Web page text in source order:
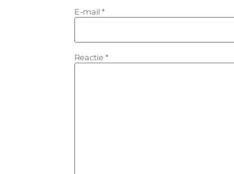
E-mail *
Reactie *